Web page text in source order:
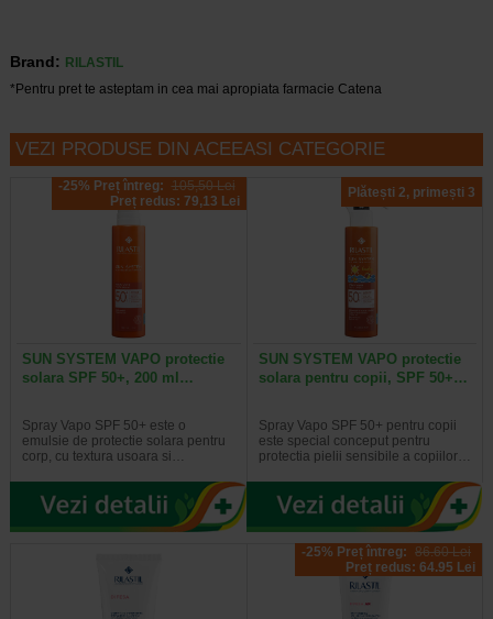
Brand:
RILASTIL
*Pentru pret te asteptam in cea mai apropiata farmacie Catena
VEZI PRODUSE DIN ACEEASI CATEGORIE
-25% Preț întreg: 105,50 Lei
Preț redus: 79,13 Lei
SUN SYSTEM VAPO protectie
solara SPF 50+, 200 ml…
Spray Vapo SPF 50+ este o
emulsie de protectie solara pentru
corp, cu textura usoara si…
Plătești 2, primești 3
SUN SYSTEM VAPO protectie
solara pentru copii, SPF 50+…
Spray Vapo SPF 50+ pentru copii
este special conceput pentru
protectia pielii sensibile a copiilor…
-25% Preț întreg: 86.60 Lei
Preț redus: 64.95 Lei